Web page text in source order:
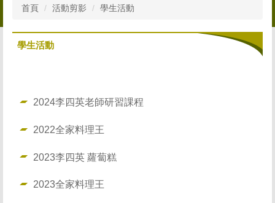
首頁 活動剪影 學生活動
學生活動
2024李四英老師研習課程
2022全家料理王
2023李四英 蘿蔔糕
2023全家料理王